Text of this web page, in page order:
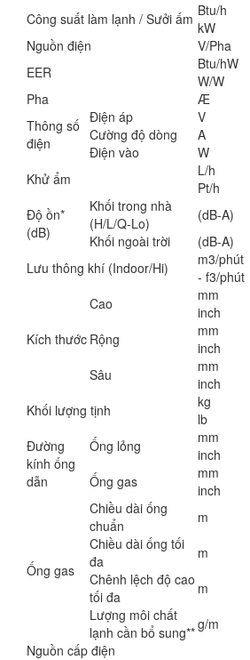
Công suất làm lạnh / Sưởi ấm Btu/h
kW
Nguồn điện
V/Pha
EER
Btu/hW
W/W
Pha
Æ
Thông số
điện
Điện áp V
Cường độ dòng
A
Điện vào
W
Khử ẩm
L/h
Pt/h
Độ ồn*
(dB)
Khối trong nhà
(H/L/Q-Lo)
(dB-A)
Khối ngoài trời
(dB-A)
Lưu thông khí (Indoor/Hi)
m3/phút
- f3/phút
Kích thước
Cao mm
inch
Rộng
mm
inch
Sâu
mm
inch
Khối lượng tịnh
kg
lb
Đường
kính ống
dẫn
Ống lỏng mm
inch
Ống gas
mm
inch
Ống gas
Chiều dài ống
chuẩn
m
Chiều dài ống tối
đa
m
Chênh lệch độ cao
tối đa
m
Lượng môi chất
lạnh cần bổ sung**g/m
Nguồn cấp điện